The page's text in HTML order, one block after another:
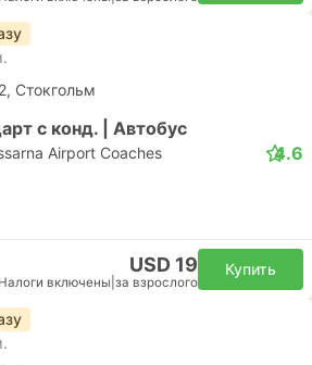
Стокгольм
с конд. | Автобус
Airport Coaches 4.6
USD 19
Налоги включены за взрослого
Купить